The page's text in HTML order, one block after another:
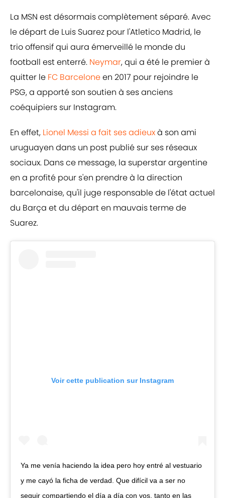
La MSN est désormais complètement séparé. Avec
le départ de Luis Suarez pour l'Atletico Madrid, le
trio offensif qui aura émerveillé le monde du
football est enterré. Neymar, qui a été le premier à
quitter le FC Barceloneen 2017 pour rejoindre le
PSG, a apporté son soutien à ses anciens
coéquipiers sur Instagram.
En effet, Lionel Messi a fait ses adieuxà son ami
uruguayen dans un post publié sur ses réseaux
sociaux. Dans ce message, la superstar argentine
en a profité pour s'en prendre à la direction
barcelonaise, qu'il juge responsable de l'état actuel
du Barça et du départ en mauvais terme de
Suarez.
Voir cette publication sur Instagram
Ya me venía haciendo la idea pero hoy entré al vestuario
y me cayó la ficha de verdad. Que difícil va a ser no
seguir compartiendo el día a día con vos, tanto en las